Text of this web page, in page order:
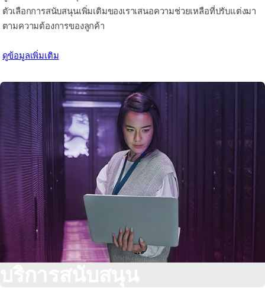
ตัวเลือกการสนับสนุนเพิ่มเติมของเราเสนอความช่วยเหลือที่ปรับแต่งมา
ตามความต้องการของลูกค้า
ดูข้อมูลเพิ่มเติม